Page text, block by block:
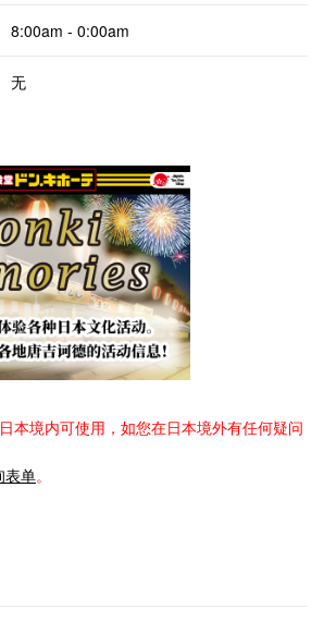
8:00am - 0:00am
无
本境内可使用，如您在日本境外有任何疑问
表单。